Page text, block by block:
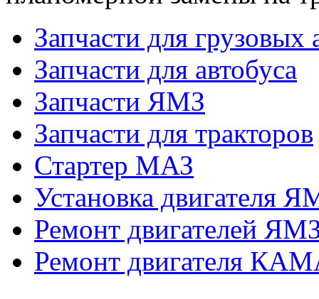
Запчасти для грузовых
Запчасти для автобуса
Запчасти ЯМЗ
Запчасти для тракторов
Стартер МАЗ
Установка двигателя
Ремонт двигателей
Ремонт двигателя